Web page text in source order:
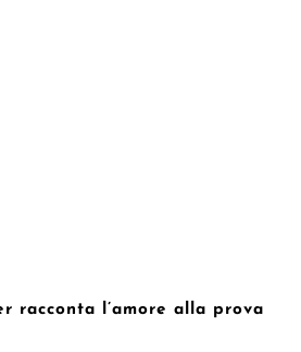
racconta l’amore alla prova